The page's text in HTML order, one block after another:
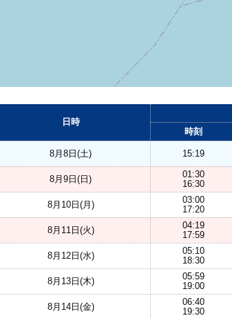
日時
時刻
8月8日(土) 15:19
8月9日(日)
01:30
16:30
8月10日(月)
03:00
17:20
8月11日(火)
04:19
17:59
8月12日(水)
05:10
18:30
8月13日(木)
05:59
19:00
8月14日(金)
06:40
19:30